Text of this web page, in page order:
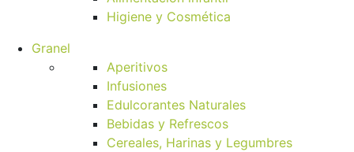
Higiene y Cosmética
Granel
Aperitivos
Infusiones
Edulcorantes Naturales
Bebidas y Refrescos
Cereales, Harinas y Legumbres